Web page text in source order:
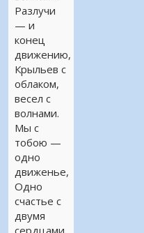
Разлучи
— и
конец
движению,
Крыльев с
облаком,
весел с
волнами.
Мы с
тобою —
одно
движенье,
Одно
счастье с
двумя